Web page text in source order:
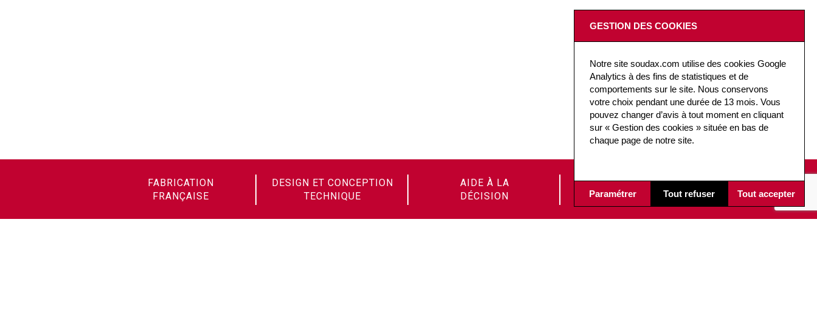
FABRICATION
FRANÇAISE
DESIGN ET CONCEPTION
TECHNIQUE
AIDE À LA
DÉCISION
PÉRENNITÉ DES
ÉQUIPEMENTS
GESTION DES COOKIES
Notre site soudax.com utilise des cookies Google
Analytics à des fins de statistiques et de
comportements sur le site. Nous conservons
votre choix pendant une durée de 13 mois. Vous
pouvez changer d’avis à tout moment en cliquant
sur « Gestion des cookies » située en bas de
chaque page de notre site.
Paramétrer Tout refuser Tout accepter